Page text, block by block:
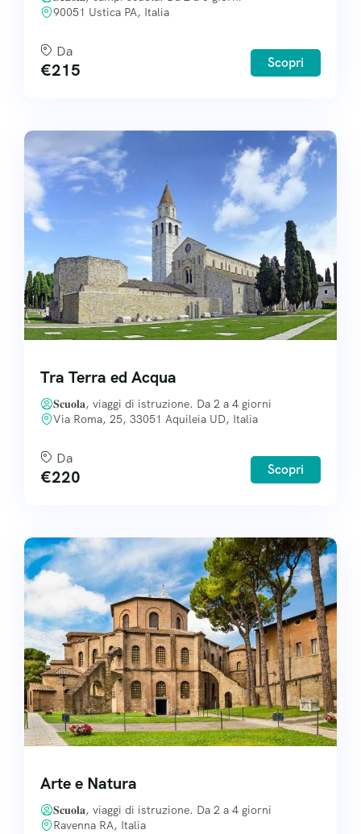
90051 Ustica PA, Italia
Da
€215 Scopri
Tra Terra ed Acqua
𝐒𝐜𝐮𝐨𝐥𝐚, viaggi di istruzione. Da 2 a 4 giorni
Via Roma, 25, 33051 Aquileia UD, Italia
Da
€220 Scopri
Arte e Natura
𝐒𝐜𝐮𝐨𝐥𝐚, viaggi di istruzione. Da 2 a 4 giorni
Ravenna RA, Italia